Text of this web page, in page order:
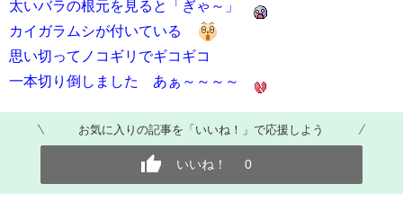
太いバラの根元を見ると「ぎゃ～」
カイガラムシが付いている
思い切ってノコギリでギコギコ
一本切り倒しました あぁ～～～～
お気に入りの記事を「いいね！」で応援しよう
いいね！ 0